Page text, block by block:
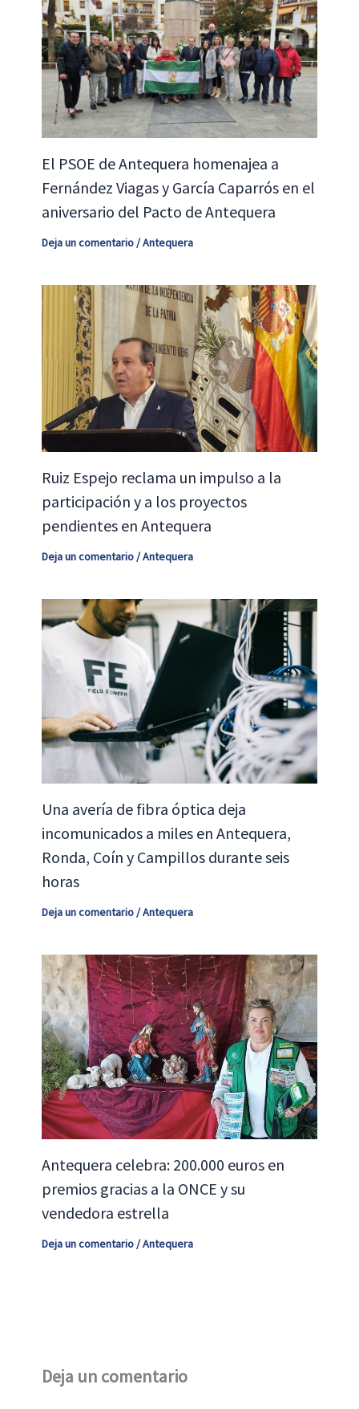
El PSOE de Antequera homenajea a
Fernández Viagas y García Caparrós en el
aniversario del Pacto de Antequera
Deja un comentario/Antequera
Ruiz Espejo reclama un impulso a la
participación y a los proyectos
pendientes en Antequera
Deja un comentario/Antequera
Una avería de fibra óptica deja
incomunicados a miles en Antequera,
Ronda, Coín y Campillos durante seis
horas
Deja un comentario/Antequera
Antequera celebra: 200.000 euros en
premios gracias a la ONCE y su
vendedora estrella
Deja un comentario/Antequera
Deja un comentario